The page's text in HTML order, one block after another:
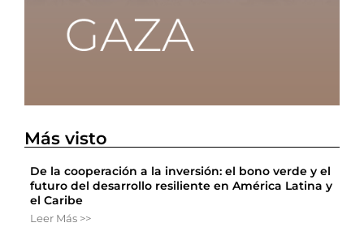
Más visto
De la cooperación a la inversión: el bono verde y el
futuro del desarrollo resiliente en América Latina y
el Caribe
Leer Más >>